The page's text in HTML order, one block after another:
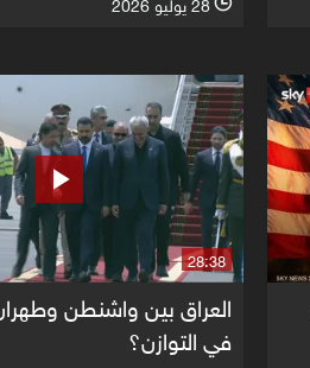
28:38
العراق بين واشنطن
في التوازن؟